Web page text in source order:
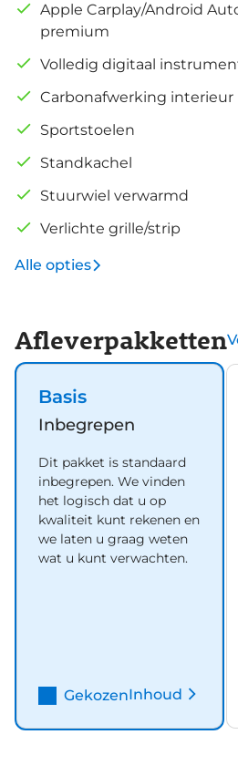
Apple Carplay/Android
premium
Volledig digitaal
Carbonafwerking interieur
Sportstoelen
Standkachel
Stuurwiel verwarmd
Verlichte grille/strip
Alle opties
Afleverpakketten
Basis
Inbegrepen
Dit pakket is standaard
inbegrepen. We vinden
het logisch dat u op
kwaliteit kunt rekenen en
we laten u graag weten
wat u kunt verwachten.
GekozenInhoud